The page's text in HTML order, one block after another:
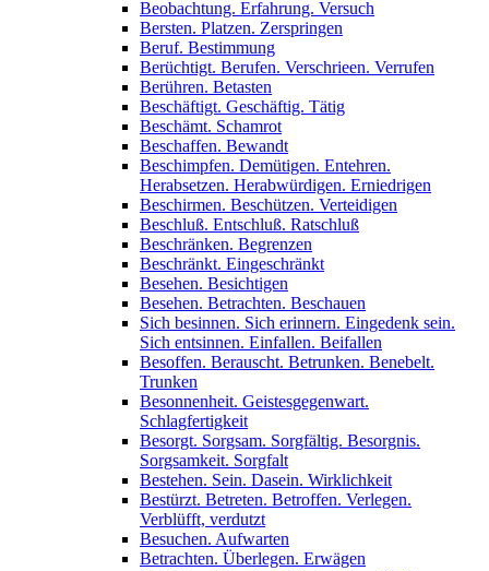
Beobachtung. Erfahrung. Versuch
Bersten. Platzen. Zerspringen
Beruf. Bestimmung
Berüchtigt. Berufen. Verschrieen. Verrufen
Berühren. Betasten
Beschäftigt. Geschäftig. Tätig
Beschämt. Schamrot
Beschaffen. Bewandt
Beschimpfen. Demütigen. Entehren.
Herabsetzen. Herabwürdigen. Erniedrigen
Beschirmen. Beschützen. Verteidigen
Beschluß. Entschluß. Ratschluß
Beschränken. Begrenzen
Beschränkt. Eingeschränkt
Besehen. Besichtigen
Besehen. Betrachten. Beschauen
Sich besinnen. Sich erinnern. Eingedenk sein.
Sich entsinnen. Einfallen. Beifallen
Besoffen. Berauscht. Betrunken. Benebelt.
Trunken
Besonnenheit. Geistesgegenwart.
Schlagfertigkeit
Besorgt. Sorgsam. Sorgfältig. Besorgnis.
Sorgsamkeit. Sorgfalt
Bestehen. Sein. Dasein. Wirklichkeit
Bestürzt. Betreten. Betroffen. Verlegen.
Verblüfft, verdutzt
Besuchen. Aufwarten
Betrachten. Überlegen. Erwägen